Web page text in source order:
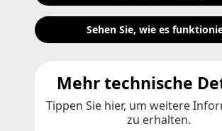
Sehen Sie, wie es
Mehr technische
Tippen Sie hier, um weitere
zu erhalten.